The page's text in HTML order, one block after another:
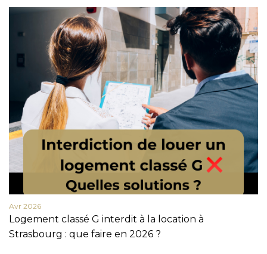
Avr 2026
Logement classé G interdit à la location à
Strasbourg : que faire en 2026 ?
En cochant cette case, j’accepte la politique de confidentialité de ce site.
Vérification